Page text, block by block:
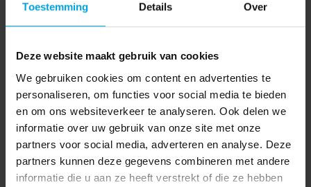
Toestemming Details Over
Deze website maakt gebruik van cookies
We gebruiken cookies om content en advertenties te
personaliseren, om functies voor social media te bieden
en om ons websiteverkeer te analyseren. Ook delen we
informatie over uw gebruik van onze site met onze
partners voor social media, adverteren en analyse. Deze
partners kunnen deze gegevens combineren met andere
informatie die u aan ze heeft verstrekt of die ze hebben
klantendag van Korento
lunch onbelast te verstrekken